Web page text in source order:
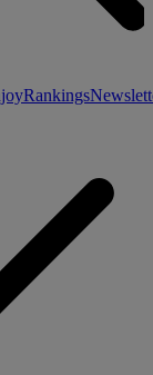
Rankings